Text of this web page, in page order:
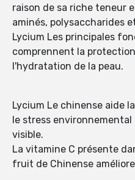
raison de sa riche teneur
aminés, polysaccharides
Lycium Les principales
comprennent la
l'hydratation de la peau.
Lycium Le chinense aide
le stress
visible.
La vitamine C présente
fruit de Chinense